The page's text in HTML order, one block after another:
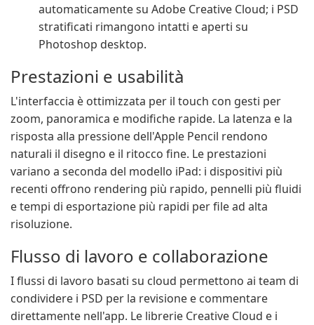
automaticamente su Adobe Creative Cloud; i PSD
stratificati rimangono intatti e aperti su
Photoshop desktop.
Prestazioni e usabilità
L'interfaccia è ottimizzata per il touch con gesti per
zoom, panoramica e modifiche rapide. La latenza e la
risposta alla pressione dell'Apple Pencil rendono
naturali il disegno e il ritocco fine. Le prestazioni
variano a seconda del modello iPad: i dispositivi più
recenti offrono rendering più rapido, pennelli più fluidi
e tempi di esportazione più rapidi per file ad alta
risoluzione.
Flusso di lavoro e collaborazione
I flussi di lavoro basati su cloud permettono ai team di
condividere i PSD per la revisione e commentare
direttamente nell'app. Le librerie Creative Cloud e i